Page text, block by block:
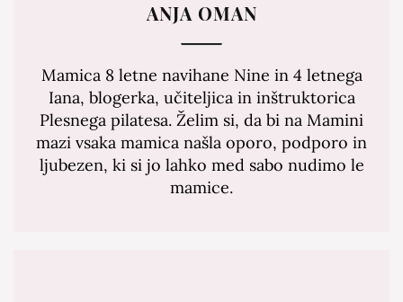
ANJA OMAN
Mamica 8 letne navihane Nine in 4 letnega
Iana, blogerka, učiteljica in inštruktorica
Plesnega pilatesa. Želim si, da bi na Mamini
mazi vsaka mamica našla oporo, podporo in
ljubezen, ki si jo lahko med sabo nudimo le
mamice.